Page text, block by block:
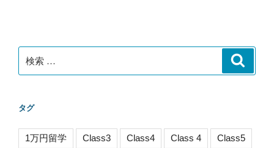
索:
タグ
1万円留学 Class3 Class4 Class 4 Class5